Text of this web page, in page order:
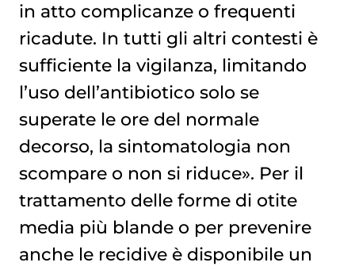
in atto complicanze o frequenti
ricadute. In tutti gli altri contesti è
sufficiente la vigilanza, limitando
l’uso dell’antibiotico solo se
superate le ore del normale
decorso, la sintomatologia non
scompare o non si riduce». Per il
trattamento delle forme di otite
media più blande o per prevenire
anche le recidive è disponibile un